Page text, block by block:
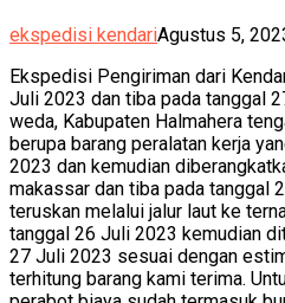
ekspedisi kendariAgustus 5,
Ekspedisi Pengiriman dari
Juli 2023 dan tiba pada tanggal
weda, Kabupaten Halmahera
berupa barang peralatan kerja
2023 dan kemudian
makassar dan tiba pada tanggal
teruskan melalui jalur laut ke
tanggal 26 Juli 2023 kemudian
27 Juli 2023 sesuai dengan
terhitung barang kami terima.